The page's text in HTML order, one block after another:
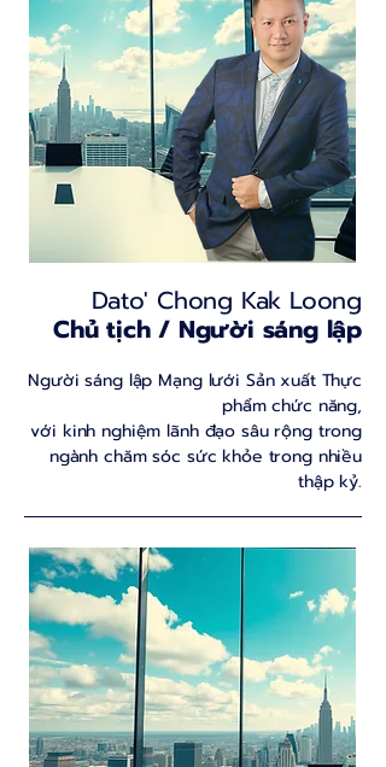
Dato' Chong Kak Loong
Chủ tịch / Người sáng lập
Người sáng lập Mạng lưới Sản xuất Thực
phẩm chức năng,
với kinh nghiệm lãnh đạo sâu rộng trong
ngành chăm sóc sức khỏe trong nhiều
thập kỷ.